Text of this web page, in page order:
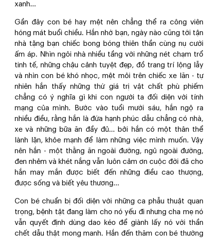
xanh...
Gần đây con bé hay mệt nên chẳng thể ra công viên
hóng mát buổi chiều. Hắn nhớ bạn, ngày nào cũng tới tận
nhà tặng bạn chiếc bong bóng thiên thần cùng nụ cười
ấm áp. Nhìn ngôi nhà nhiều tầng với những nét chạm trổ
tinh tế, những chậu cảnh tuyệt đẹp, đồ trang trí lộng lẫy
và nhìn con bé khó nhọc, mệt mỏi trên chiếc xe lăn - tự
nhiên hắn thấy những thứ giá trị vật chất phù phiếm
chẳng có ý nghĩa gì khi con người ta đối diện với tính
mạng của mình. Bước vào tuổi mười sáu, hắn ngộ ra
nhiều điều, rằng hắn là đứa hạnh phúc dẫu chẳng có nhà,
xe và những bữa ăn đầy đủ... bởi hắn có một thân thể
lành lặn, khỏe mạnh để làm những việc mình muốn. Vậy
nên hắn - một thằng ăn ngoài đường, ngủ ngoài đường,
đen nhẻm và khét nắng vẫn luôn cảm ơn cuộc đời đã cho
hắn may mắn được biết đến những điều cao thượng,
được sống và biết yêu thương...
Con bé chuẩn bị đối diện với những ca phẫu thuật quan
trọng, bệnh tật đang làm cho nó yếu đi nhưng cha mẹ nó
vẫn quyết định dùng dao kéo để giành lấy nó với thần
chết dẫu thật mong manh. Hắn đến thăm con bé thường